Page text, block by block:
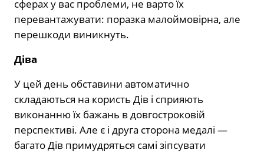
сферах у вас проблеми, не варто їх
перевантажувати: поразка малоймовірна, але
перешкоди виникнуть.
Діва
У цей день обставини автоматично
складаються на користь Дів і сприяють
виконанню їх бажань в довгостроковій
перспективі. Але є і друга сторона медалі —
багато Дів примудряться самі зіпсувати